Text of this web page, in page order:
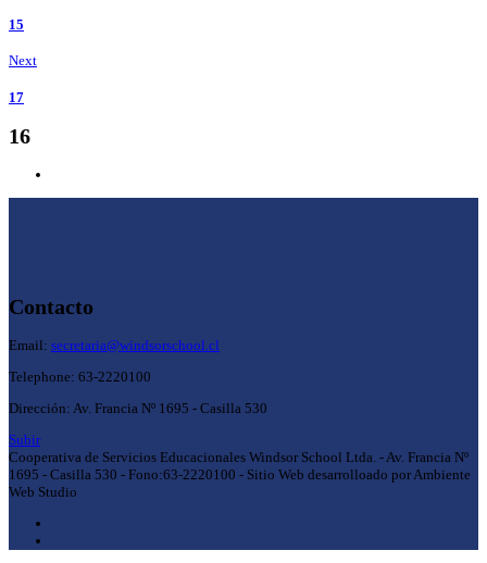
15
Next
17
16
Contacto
Email: secretaria@windsorschool.cl
Telephone: 63-2220100
Dirección: Av. Francia Nº 1695 - Casilla 530
Subir
Cooperativa de Servicios Educacionales Windsor School Ltda. - Av. Francia Nº
1695 - Casilla 530 - Fono:63-2220100 - Sitio Web desarrolloado por Ambiente
Web Studio